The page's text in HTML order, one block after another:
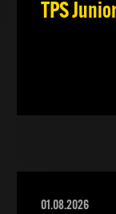
TPS
01.08.2026